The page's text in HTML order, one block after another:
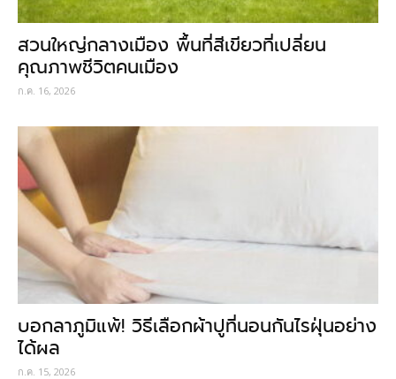
สวนใหญ่กลางเมือง พื้นที่สีเขียวที่เปลี่ยน
คุณภาพชีวิตคนเมือง
ก.ค. 16, 2026
บอกลาภูมิแพ้! วิธีเลือกผ้าปูที่นอนกันไรฝุ่นอย่าง
ได้ผล
ก.ค. 15, 2026